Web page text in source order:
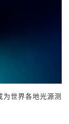
世界各地光源测